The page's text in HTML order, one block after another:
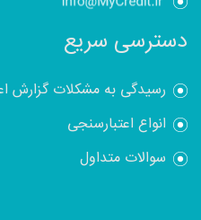
دسترسی سریع
رسیدگی به مشکلات گزارش
انواع اعتبارسنجی
سوالات متداول